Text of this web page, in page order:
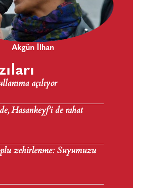
Akgün İlhan
açılıyor
Hasankeyf’i de rahat
zehirlenme: Suyumuzu